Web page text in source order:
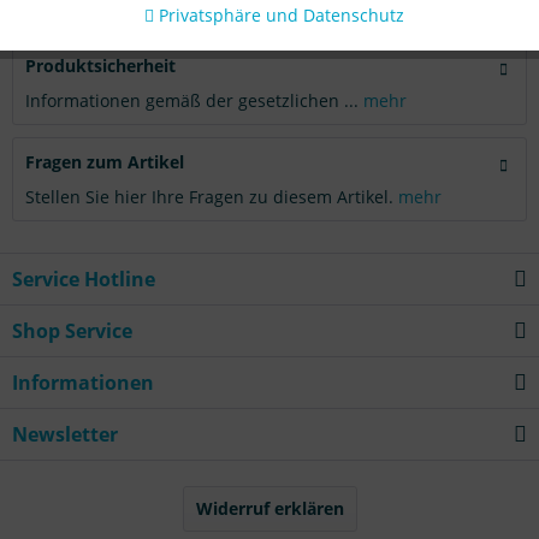
Produktsicherheit
Informationen gemäß der gesetzlichen ... mehr
Fragen zum Artikel
Stellen Sie hier Ihre Fragen zu diesem Artikel. mehr
Service Hotline
Shop Service
Informationen
Newsletter
Widerruf erklären
Privatsphäre und Datenschutz